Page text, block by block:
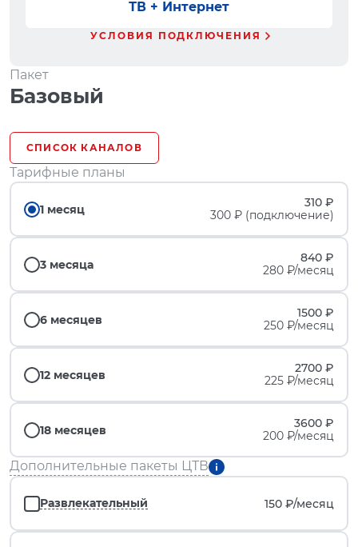
ТВ + Интернет
УСЛОВИЯ ПОДКЛЮЧЕНИЯ
Пакет
Базовый
СПИСОК КАНАЛОВ
Тарифные планы
1 месяц
310 ₽
300 ₽ (подключение)
3 месяца
840 ₽
280 ₽/месяц
6 месяцев
1500 ₽
250 ₽/месяц
12 месяцев
2700 ₽
225 ₽/месяц
18 месяцев
3600 ₽
200 ₽/месяц
Дополнительные пакеты ЦТВ
Развлекательный 150 ₽/месяц